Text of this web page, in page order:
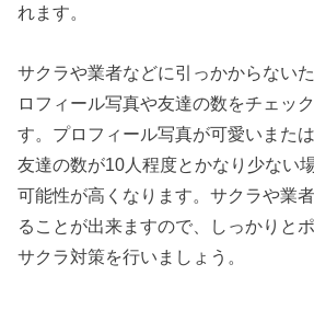
れます。
サクラや業者などに引っかからない
ロフィール写真や友達の数をチェッ
す。プロフィール写真が可愛いまた
友達の数が10人程度とかなり少ない
可能性が高くなります。サクラや業
ることが出来ますので、しっかりと
サクラ対策を行いましょう。